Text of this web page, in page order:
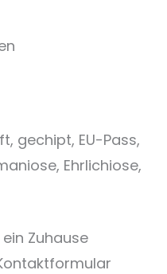
gechipt, EU-Pass,
Ehrlichiose,
Zuhause